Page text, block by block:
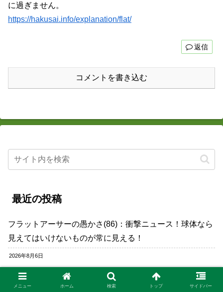
に過ぎません。
https://hakusai.info/explanation/flat/
返信
コメントを書き込む
最近の投稿
フラットアーサーの愚かさ(86)：衝撃ニュース！球体なら
見えてはいけないものが常に見える！
2026年8月6日
フラットアーサーの愚かさ(85)：再度、太陽が沈むはずが
ない！
メニュー ホーム 検索 トップ サイドバー